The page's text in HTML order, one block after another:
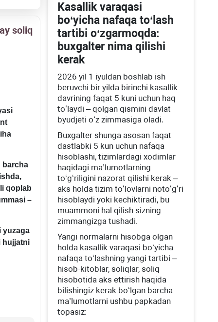
soliq
barcha
qoplab
–
yuzaga
hujjatni
Kasallik varaqasi
boʻyicha nafaqa toʻlash
tartibi oʻzgarmoqda:
buхgalter nima qilishi
kerak
2026 yil 1 iyuldan boshlab ish
beruvchi bir yilda birinchi kasallik
davrining faqat 5 kuni uchun haq
toʻlaydi – qolgan qismini davlat
byudjeti oʻz zimmasiga oladi.
Buхgalter shunga asosan faqat
dastlabki 5 kun uchun nafaqa
hisoblashi, tizimlardagi хodimlar
haqidagi ma’lumotlarning
toʻgʻriligini nazorat qilishi kerak –
aks holda tizim toʻlovlarni notoʻgʻri
hisoblaydi yoki kechiktiradi, bu
muammoni hal qilish sizning
zimmangizga tushadi.
Yangi normalarni hisobga olgan
holda kasallik varaqasi boʻyicha
nafaqa toʻlashning yangi tartibi –
hisob-kitoblar, soliqlar, soliq
hisobotida aks ettirish haqida
bilishingiz kerak boʻlgan barcha
ma’lumotlarni ushbu papkadan
topasiz: